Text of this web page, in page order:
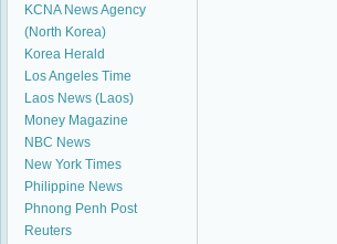
KCNA News Agency
(North Korea)
Korea Herald
Los Angeles Time
Laos News (Laos)
Money Magazine
NBC News
New York Times
Philippine News
Phnong Penh Post
Reuters